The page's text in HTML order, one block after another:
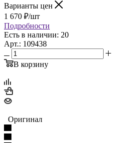
Варианты цен
1 670 ₽/шт
Подробности
Есть в наличии: 20
Арт.: 109438
В корзину
Оригинал